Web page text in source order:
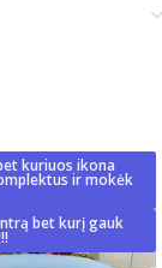
kuriuos ikona
ir mokėk
bet kurį gauk